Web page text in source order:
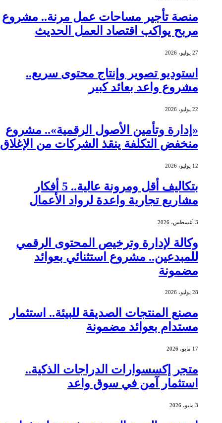
منصة تأجير مساحات عمل مرنة.. مشروع
مربح يواكب اقتصاد العمل الحديث
27 يوليو، 2026
استوديو تصوير وإنتاج محتوى سريع..
مشروع واعد بعائد كبير
22 يوليو، 2026
«إدارة وتأمين الأصول الرقمية».. مشروع
منخفض التكلفة ينقذ الشركات من الإغلاق
12 يوليو، 2026
بتكاليف أقل ومرونة عالية.. 5 أفكار
مشاريع تجارية واعدة لرواد الأعمال
3 أغسطس، 2026
وكالة لإدارة وترخيص المحتوى الرقمي
للمبدعين.. مشروع استثنائي بعوائد
مضمونة
28 يوليو، 2026
مصنع المنتجات الصديقة للبيئة.. استثمار
مستدام بعوائد مضمونة
17 مايو، 2026
متجر إكسسوارات الدراجات الذكية..
استثمار آمن في سوق واعد
3 مايو، 2026